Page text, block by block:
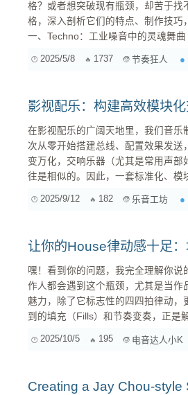
格？或者想突破现有瓶颈，却苦于
格，深入剖析它们的特点、制作技巧
一、Techno：工业噪音中的灵魂舞曲 Techno 起源于 80 年代的底特律，它冷酷、机械，充满工
气息，但同时又极具节奏感和能量
2025/5/8 1737 节奏狂人
影视配乐：构建高效模块
在影视配乐的广阔天地里，我们音
次从零开始搭建总线、配置效果发
变万化，交响乐器（尤其是常用声
往是相似的。因此，一套标准化、
多精力聚焦于音乐本身而非繁琐的工程设置。 为何要构建一套交响乐混音模板
接的好处。无需重复设置，打开模板
2025/9/12 182 乐音工坊
让你的House律动感十足
嘿！看到你的问题，我完全理解你说
作人都会遇到这个瓶颈，尤其是当作
魅力，除了它标志性的四四拍律动
到的填充（Fills）和节奏变奏，正是解决这个问题的关键
中常用的技巧，希望能帮你的作品注入更多活力： 一、填充（Fills）
充不仅仅是鼓点上的小花样，它们
2025/10/5 195 电音达人小K
Creating a Jay Chou-style